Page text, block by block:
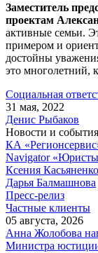
Заместитель
проектам
активные семьи.
примером и
достойны
это многолетний,
Социальная
31 мая, 2022
Денис Рыбаков
Новости и события
КА
Navigator «Юристы
Ксения Касьяненко
Дарья Балмашнова
Пресс-релиз
Частные клиенты
05 августа, 2026
Анна Жолобова
Министра